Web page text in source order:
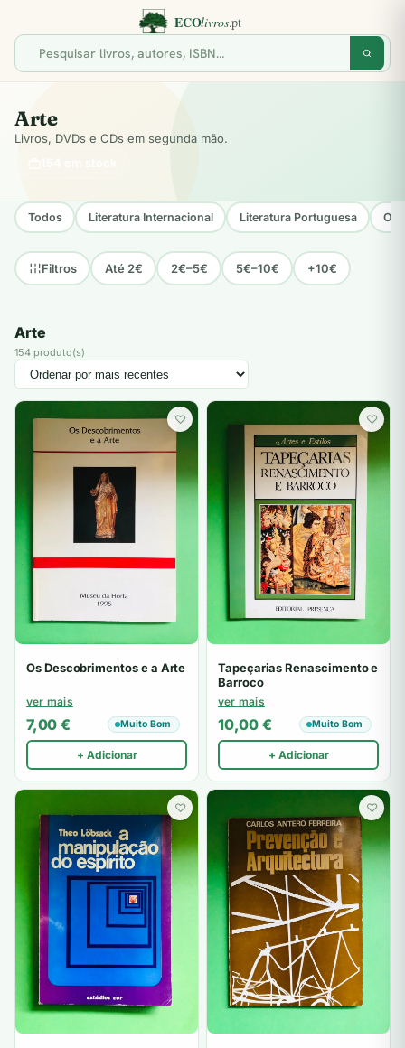
Arte
Livros, DVDs e CDs em segunda mão.
Todos Literatura Internacional Literatura Portuguesa
Filtros Até 2€ 2€–5€ 5€–10€ +10€
Arte
154 produto(s)
♡
Os Descobrimentos e a Arte
ver mais
7,00 € Muito Bom
+ Adicionar
♡
Tapeçarias Renascimento e
Barroco
ver mais
10,00 € Muito Bom
+ Adicionar
♡ ♡